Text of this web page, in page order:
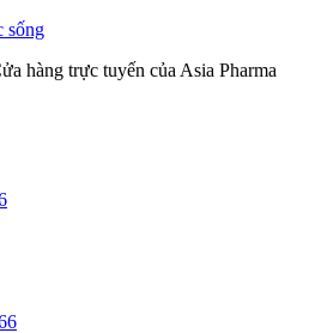
sống
tuyến của Asia Pharma